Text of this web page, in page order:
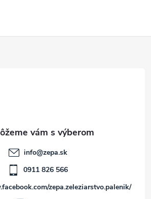
info@zepa.sk
0911 826 566
zepa.zeleziarstvo.palenik/